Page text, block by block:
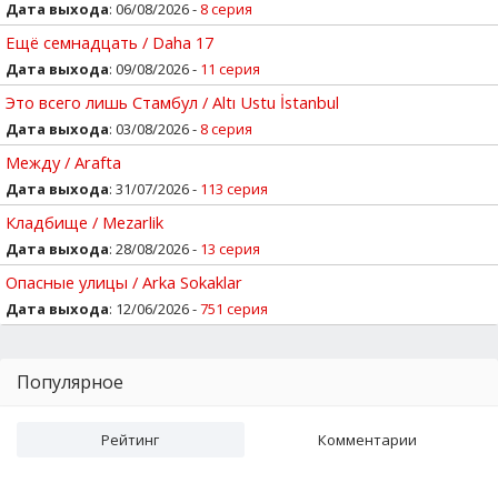
Дата выхода: 06/08/2026 - 8 серия
Ещё семнадцать / Daha 17
Дата выхода: 09/08/2026 - 11 серия
Это всего лишь Стамбул / Altı Ustu İstanbul
Дата выхода: 03/08/2026 - 8 серия
Между / Arafta
Дата выхода: 31/07/2026 - 113 серия
Кладбище / Mezarlik
Дата выхода: 28/08/2026 - 13 серия
Опасные улицы / Arka Sokaklar
Дата выхода: 12/06/2026 -751 серия
Популярное
Рейтинг Комментарии